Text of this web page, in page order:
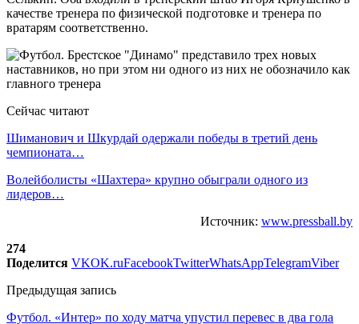
качестве тренера по физической подготовке и тренера по
вратарям соответственно.
Сейчас читают
Шиманович и Шкурдай одержали победы в третий день
чемпионата…
Волейболисты «Шахтера» крупно обыграли одного из
лидеров…
Источник: www.pressball.by
274
Поделится VKOK.ruFacebookTwitterWhatsAppTelegramViber
Предыдущая запись
Футбол. «Интер» по ходу матча упустил перевес в два гола